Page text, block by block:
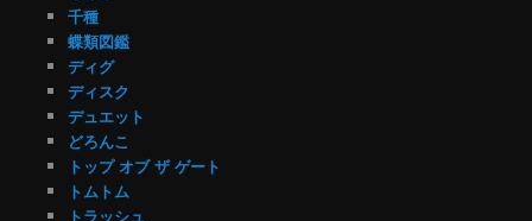
千種
蝶類図鑑
ディグ
ディスク
デュエット
どろんこ
トップ オブ ザ ゲート
トムトム
トラッシュ